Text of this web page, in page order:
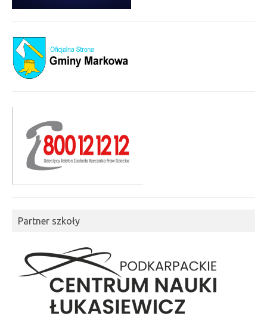
Partner szkoły